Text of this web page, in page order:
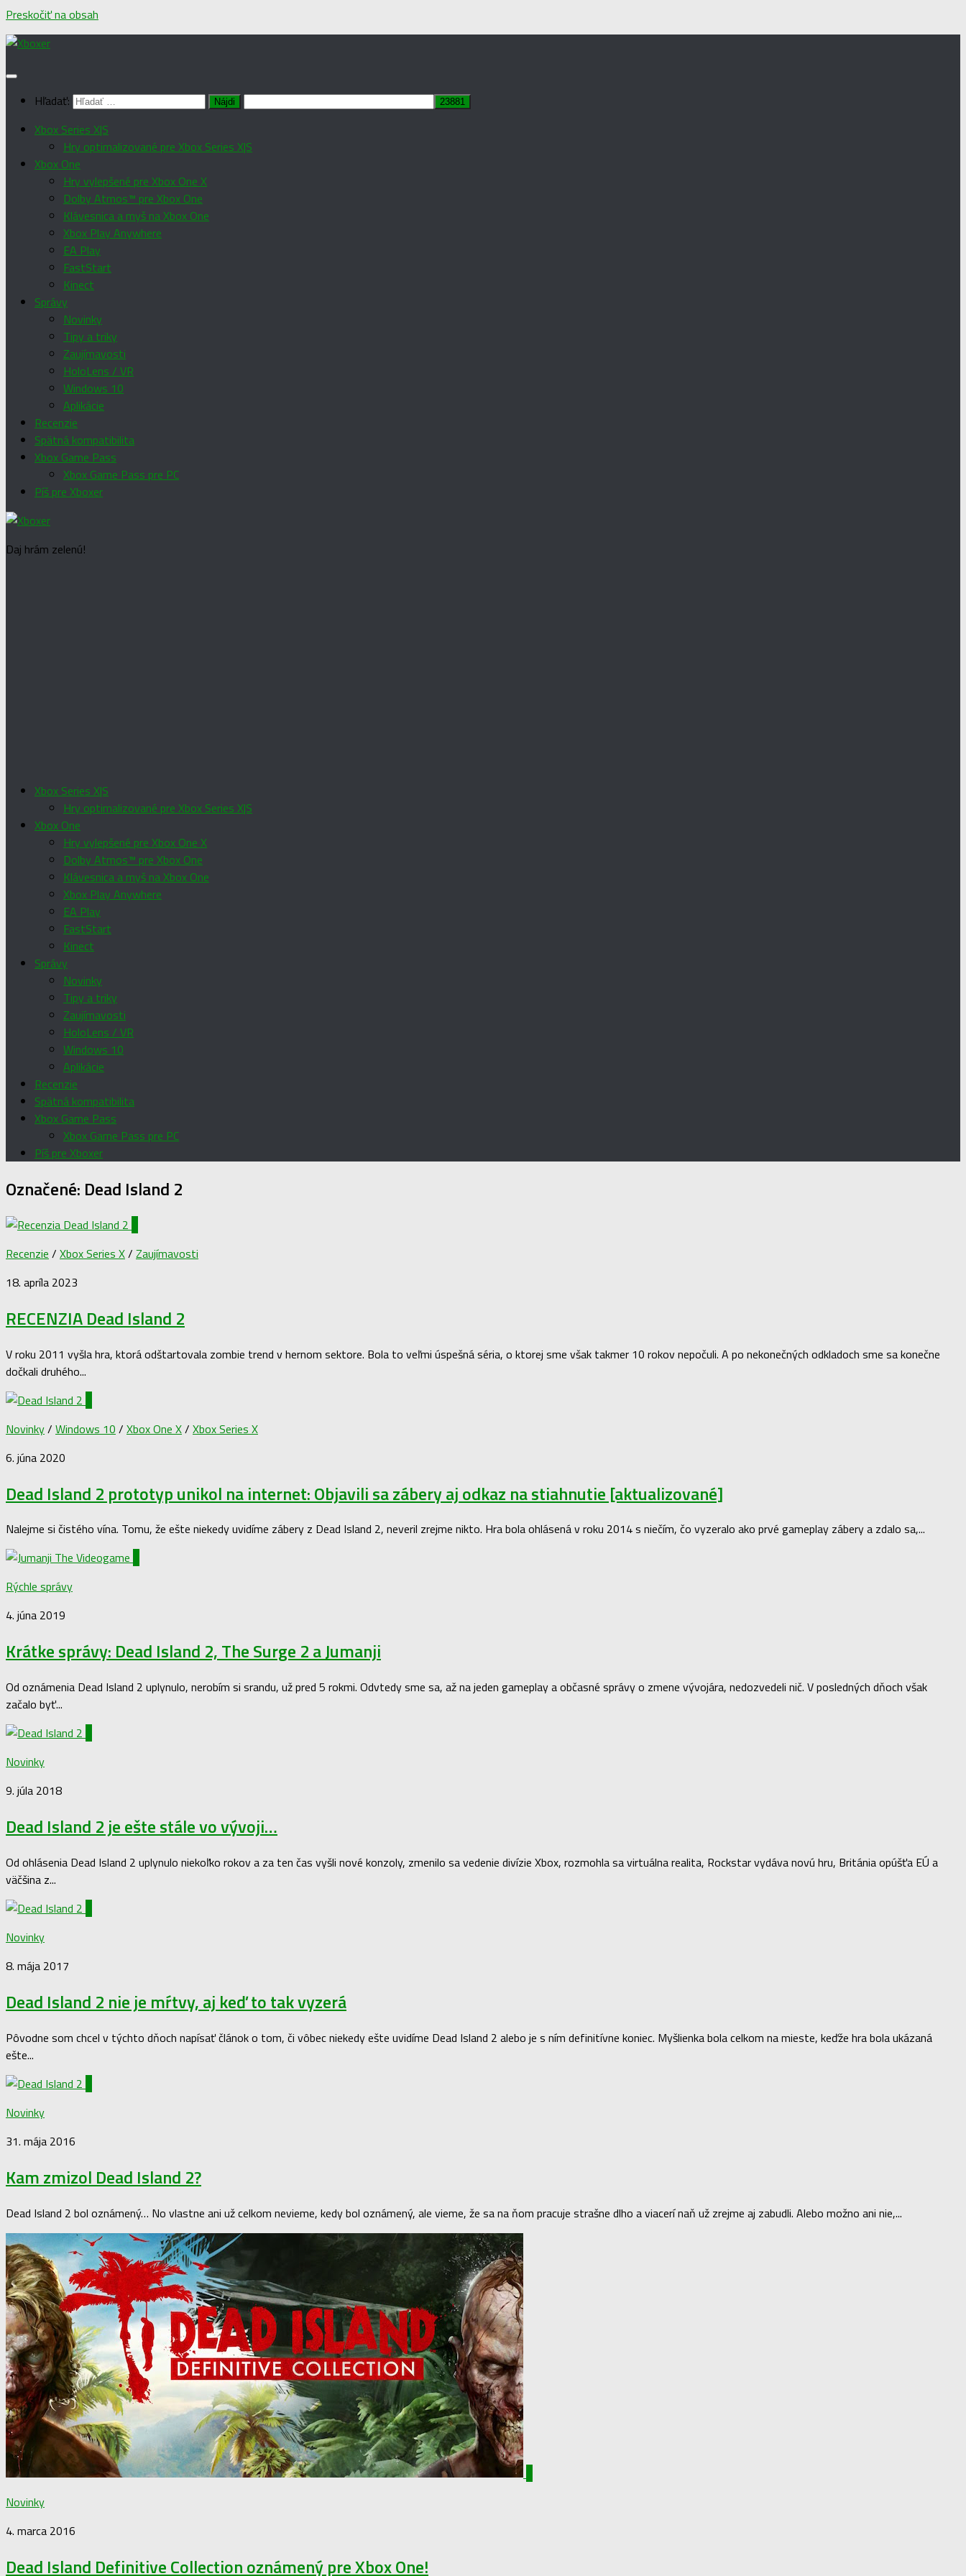
Preskočiť na obsah
Hľadať:
Xbox Series X|S
Hry optimalizované pre Xbox Series X|S
Xbox One
Hry vylepšené pre Xbox One X
Dolby Atmos™ pre Xbox One
Klávesnica a myš na Xbox One
Xbox Play Anywhere
EA Play
FastStart
Kinect
Správy
Novinky
Tipy a triky
Zaujímavosti
HoloLens / VR
Windows 10
Aplikácie
Recenzie
Spätná kompatibilita
Xbox Game Pass
Xbox Game Pass pre PC
Píš pre Xboxer
Daj hrám zelenú!
Xbox Series X|S
Hry optimalizované pre Xbox Series X|S
Xbox One
Hry vylepšené pre Xbox One X
Dolby Atmos™ pre Xbox One
Klávesnica a myš na Xbox One
Xbox Play Anywhere
EA Play
FastStart
Kinect
Správy
Novinky
Tipy a triky
Zaujímavosti
HoloLens / VR
Windows 10
Aplikácie
Recenzie
Spätná kompatibilita
Xbox Game Pass
Xbox Game Pass pre PC
Píš pre Xboxer
Označené: Dead Island 2
Recenzie / Xbox Series X/ Zaujímavosti
18. apríla 2023
RECENZIA Dead Island 2
V roku 2011 vyšla hra, ktorá odštartovala zombie trend v hernom sektore. Bola to veľmi úspešná séria, o ktorej sme však takmer 10 rokov nepočuli. A po nekonečných odkladoch sme sa konečne
dočkali druhého...
Novinky/ Windows 10 / Xbox One X/ Xbox Series X
6. júna 2020
Dead Island 2 prototyp unikol na internet: Objavili sa zábery aj odkaz na stiahnutie [aktualizované]
Nalejme si čistého vína. Tomu, že ešte niekedy uvidíme zábery z Dead Island 2, neveril zrejme nikto. Hra bola ohlásená v roku 2014 s niečím, čo vyzeralo ako prvé gameplay zábery a zdalo sa,...
Rýchle správy
4. júna 2019
Krátke správy: Dead Island 2, The Surge 2 a Jumanji
Od oznámenia Dead Island 2 uplynulo, nerobím si srandu, už pred 5 rokmi. Odvtedy sme sa, až na jeden gameplay a občasné správy o zmene vývojára, nedozvedeli nič. V posledných dňoch však
začalo byť...
Novinky
9. júla 2018
Dead Island 2 je ešte stále vo vývoji…
Od ohlásenia Dead Island 2 uplynulo niekoľko rokov a za ten čas vyšli nové konzoly, zmenilo sa vedenie divízie Xbox, rozmohla sa virtuálna realita, Rockstar vydáva novú hru, Británia opúšťa EÚ a
väčšina z...
Novinky
8. mája 2017
Dead Island 2 nie je mŕtvy, aj keď to tak vyzerá
Pôvodne som chcel v týchto dňoch napísať článok o tom, či vôbec niekedy ešte uvidíme Dead Island 2 alebo je s ním definitívne koniec. Myšlienka bola celkom na mieste, keďže hra bola ukázaná
ešte...
Novinky
31. mája 2016
Kam zmizol Dead Island 2?
Dead Island 2 bol oznámený… No vlastne ani už celkom nevieme, kedy bol oznámený, ale vieme, že sa na ňom pracuje strašne dlho a viacerí naň už zrejme aj zabudli. Alebo možno ani nie,...
Novinky
4. marca 2016
Dead Island Definitive Collection oznámený pre Xbox One!